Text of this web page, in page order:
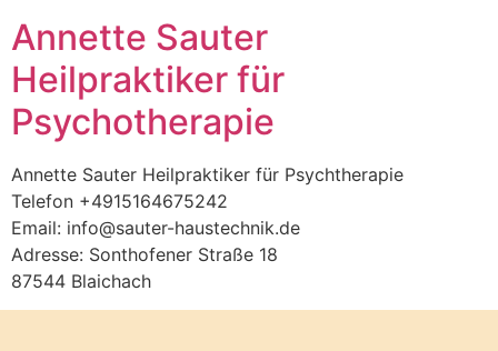
Annette Sauter
Heilpraktiker für
Psychotherapie
Annette Sauter Heilpraktiker für Psychtherapie
Telefon +4915164675242
Email: info@sauter-haustechnik.de
Adresse: Sonthofener Straße 18
87544 Blaichach